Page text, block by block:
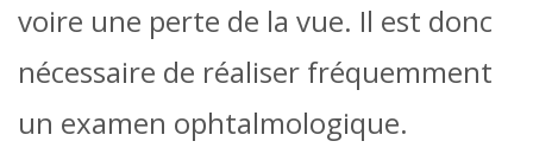
voire une perte de la vue. Il est donc
nécessaire de réaliser fréquemment
un examen ophtalmologique.